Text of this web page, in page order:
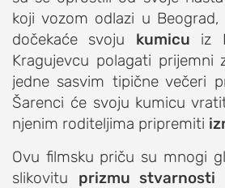
koji vozom odlazi u
dočekaće svoju kumicu iz
Kragujevcu polagati prijemni
jedne sasvim tipične večeri
Šarenci će svoju kumicu
njenim roditeljima pripremiti
Ovu filmsku priču su mnogi
slikovitu prizmu stvarnosti